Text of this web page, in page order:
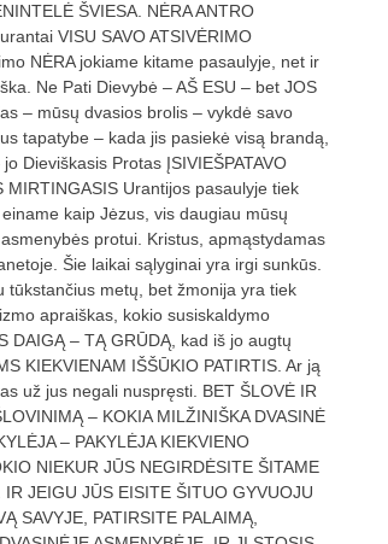
ŠVIESA. NĖRA ANTRO
VISU SAVO ATSIVĖRIMO
NĖRA jokiame kitame pasaulyje, net ir
Ne Pati Dievybė – AŠ ESU – bet JOS
– mūsų dvasios brolis – vykdė savo
tapatybe – kada jis pasiekė visą brandą,
Dieviškasis Protas ĮSIVIEŠPATAVO
Urantijos pasaulyje tiek
kaip Jėzus, vis daugiau mūsų
protui. Kristus, apmąstydamas
Šie laikai sąlyginai yra irgi sunkūs.
metų, bet žmonija yra tiek
apraiškas, kokio susiskaldymo
DAIGĄ – TĄ GRŪDĄ, kad iš jo augtų
KIEKVIENAM IŠŠŪKIO PATIRTIS. Ar ją
už jus negali nuspręsti. BET ŠLOVĖ IR
– KOKIA MILŽINIŠKA DVASINĖ
– PAKYLĖJA KIEKVIENO
NIEKUR JŪS NEGIRDĖSITE ŠITAME
JEIGU JŪS EISITE ŠITUO GYVUOJU
SAVYJE, PATIRSITE PALAIMĄ,